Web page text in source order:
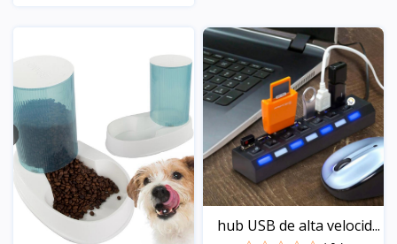
hub USB de alta velocid...